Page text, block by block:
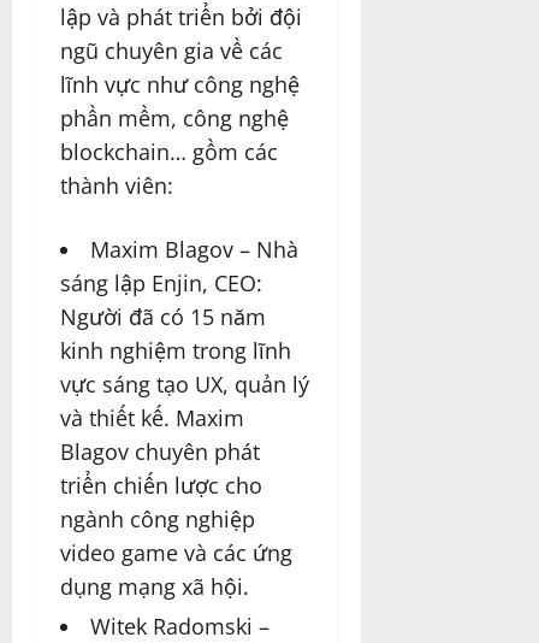
lập và phát triển bởi đội
ngũ chuyên gia về các
lĩnh vực như công nghệ
phần mềm, công nghệ
blockchain… gồm các
thành viên:
Maxim Blagov – Nhà
sáng lập Enjin, CEO:
Người đã có 15 năm
kinh nghiệm trong lĩnh
vực sáng tạo UX, quản lý
và thiết kế. Maxim
Blagov chuyên phát
triển chiến lược cho
ngành công nghiệp
video game và các ứng
dụng mạng xã hội.
Witek Radomski –